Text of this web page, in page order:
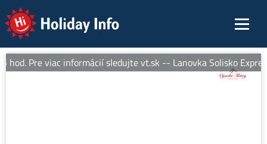
Holiday Info
Pre viac informácií sledujte vt.sk -- Lanovka Solisko